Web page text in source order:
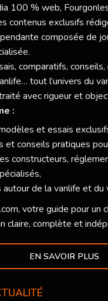
100 % web,
contenus exclusifs
composée de
comparatifs,
tout l’univers du
avec rigueur et
:
et essais
et conseils pratiques
constructeurs,
autour de la vanlife et du
, votre guide pour un
claire, complète et
EN SAVOIR PLUS